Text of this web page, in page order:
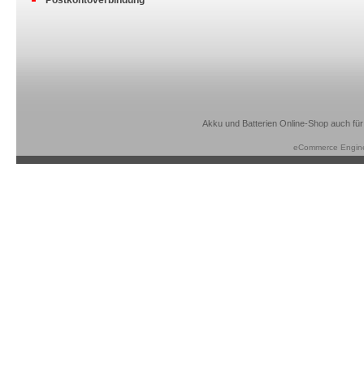
Akku und Batterien Online-Shop auch
eCommerce